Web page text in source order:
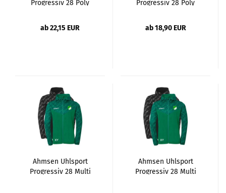
Progressiv 28 Poly
ab 22,15 EUR
Progressiv 28 Poly
ab 18,90 EUR
Ahmsen Uhlsport
Progressiv 28 Multi
Ahmsen Uhlsport
Progressiv 28 Multi